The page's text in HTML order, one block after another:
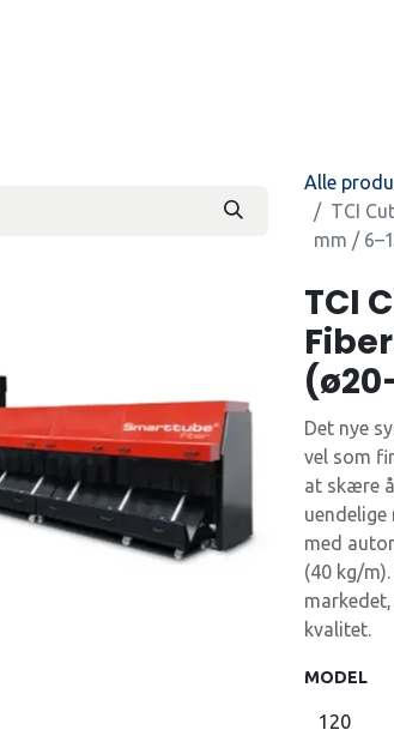
Alle
TCI
mm /
TCI
Det nye
vel som
at skære
med
(40 kg/
kvalitet.
MODEL